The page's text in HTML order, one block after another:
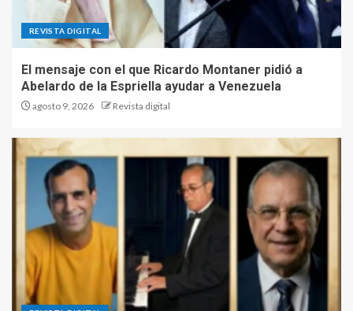
REVISTA DIGITAL
El mensaje con el que Ricardo Montaner pidió a
Abelardo de la Espriella ayudar a Venezuela
agosto 9, 2026 Revista digital